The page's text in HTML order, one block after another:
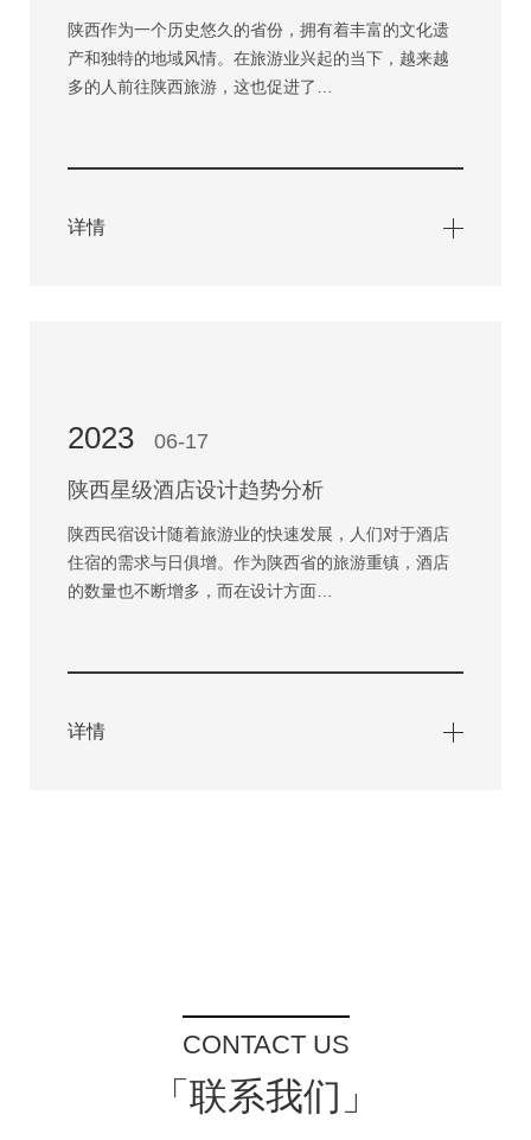
陕西作为一个历史悠久的省份，拥有着丰富的文化遗
产和独特的地域风情。在旅游业兴起的当下，越来越
多的人前往陕西旅游，这也促进了…
详情
2023 06-17
陕西星级酒店设计趋势分析
陕西民宿设计随着旅游业的快速发展，人们对于酒店
住宿的需求与日俱增。作为陕西省的旅游重镇，酒店
的数量也不断增多，而在设计方面…
详情
CONTACT US
「联系我们」